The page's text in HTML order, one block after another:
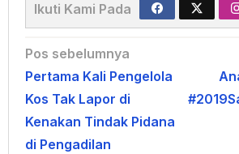
Ikuti Kami Pada
Navigasi
pos
Pos sebelumnya
Pertama Kali Pengelola
Kos Tak Lapor di
Kenakan Tindak Pidana
di Pengadilan